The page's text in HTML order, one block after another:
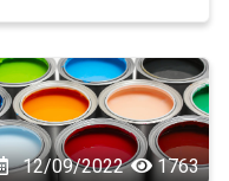
sơn khác như Nippon,
Jotun.Sơn Đại Hảixin
chia sẻ cùng các bạn
những lý do sau nhé !
12/09/2022 1763